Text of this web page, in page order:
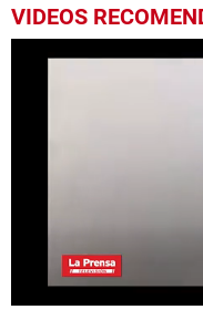
VIDEOS